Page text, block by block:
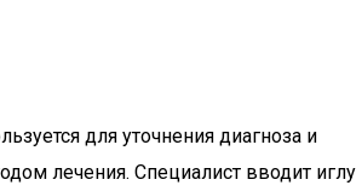
для уточнения диагноза и
лечения. Специалист вводит иглу